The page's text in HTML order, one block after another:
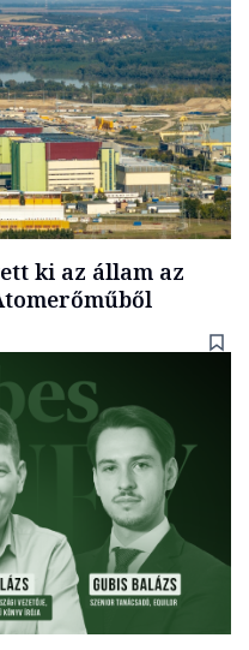
ki az állam az